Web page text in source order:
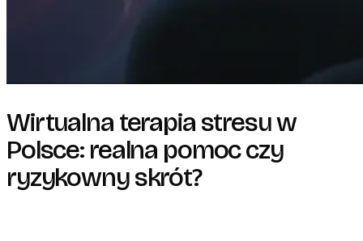
Wirtualna terapia stresu w
Polsce: realna pomoc czy
ryzykowny skrót?